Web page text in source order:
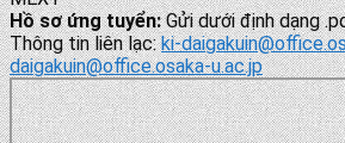
Hồ sơ ứng tuyển:Gửi dưới định dạng
Thông tin liên lạc:ki-daigakuin@office.
daigakuin@office.osaka-u.ac.jp